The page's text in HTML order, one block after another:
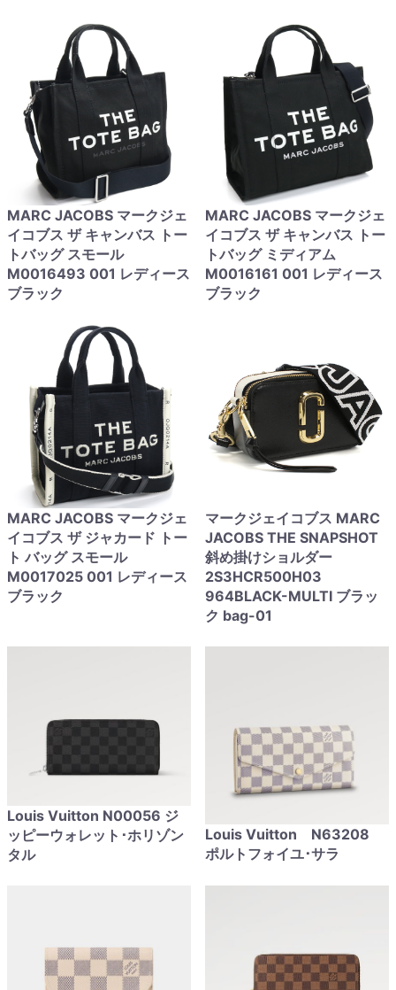
MARC JACOBS マークジェ
イコブス ザ キャンバス トー
トバッグ スモール
M0016493 001 レディース
ブラック
MARC JACOBS マークジェ
イコブス ザ キャンバス トー
トバッグ ミディアム
M0016161 001 レディース
ブラック
MARC JACOBS マークジェ
イコブス ザ ジャカード トー
ト バッグ スモール
M0017025 001 レディース
ブラック
マークジェイコブス MARC
JACOBS THE SNAPSHOT
斜め掛けショルダー
2S3HCR500H03
964BLACK-MULTI ブラッ
ク bag-01
Louis Vuitton N00056 ジ
ッピーウォレット･ホリゾン
タル
Louis Vuitton N63208
ポルトフォイユ･サラ